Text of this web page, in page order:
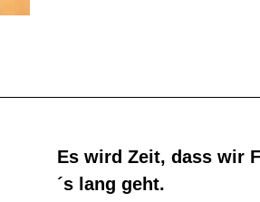
Es wird Zeit, dass wir
´s lang geht.